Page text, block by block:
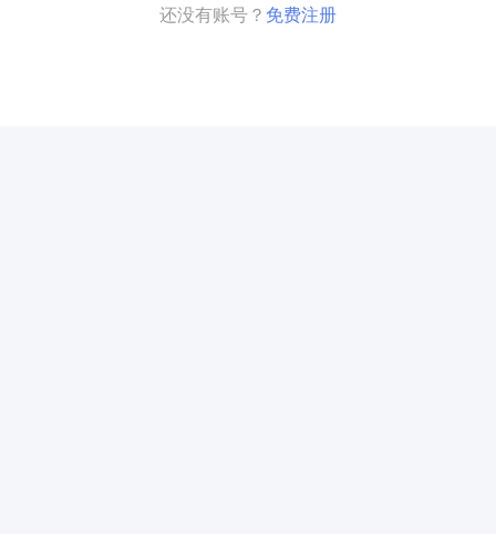
还没有账号？ 免费注册